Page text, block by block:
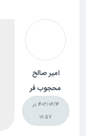
امیر صالح
محجوب فر
1402/04/14 در
18:57